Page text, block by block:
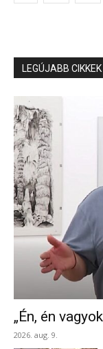
LEGÚJABB CIKKEK
„Én, én
2026. aug. 9.